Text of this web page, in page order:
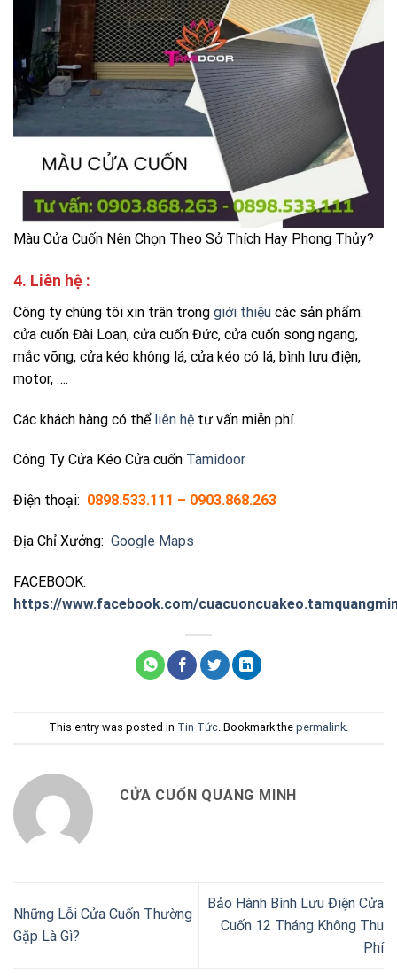
Màu Cửa Cuốn Nên Chọn Theo Sở Thích Hay Phong Thủy?
4. Liên hệ :
Công ty chúng tôi xin trân trọng giới thiệu các sản phẩm:
cửa cuốn Đài Loan, cửa cuốn Đức, cửa cuốn song ngang,
mắc võng, cửa kéo không lá, cửa kéo có lá, bình lưu điện,
motor, ….
Các khách hàng có thể liên hệ tư vấn miễn phí.
Công Ty Cửa Kéo Cửa cuốn Tamidoor
Điện thoại: 0898.533.111 – 0903.868.263
Địa Chỉ Xưởng: Google Maps
FACEBOOK:
https://www.facebook.com/
This entry was posted in Tin Tức. Bookmark the permalink.
CỬA CUỐN QUANG MINH
Những Lỗi Cửa Cuốn Thường
Gặp Là Gì?
Bảo Hành Bình Lưu Điện Cửa
Cuốn 12 Tháng Không Thu
Phí